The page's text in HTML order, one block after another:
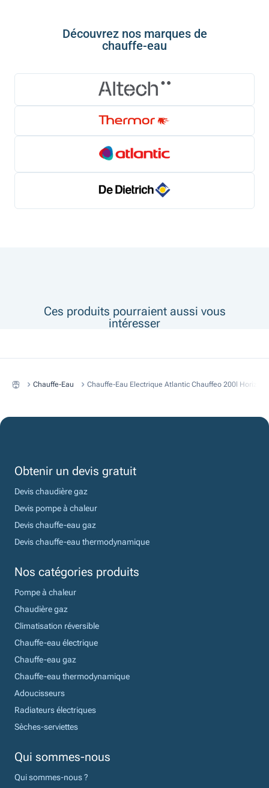
Découvrez nos marques de
chauffe-eau
Ces produits pourraient aussi vous
intéresser
Chauffe-Eau Chauffe-Eau Electrique Atlantic Chauffeo 200l
Obtenir un devis gratuit
Devis chaudière gaz
Devis pompe à chaleur
Devis chauffe-eau gaz
Devis chauffe-eau thermodynamique
Nos catégories produits
Pompe à chaleur
Chaudière gaz
Climatisation réversible
Chauffe-eau électrique
Chauffe-eau gaz
Chauffe-eau thermodynamique
Adoucisseurs
Radiateurs électriques
Sèches-serviettes
Qui sommes-nous
Qui sommes-nous ?